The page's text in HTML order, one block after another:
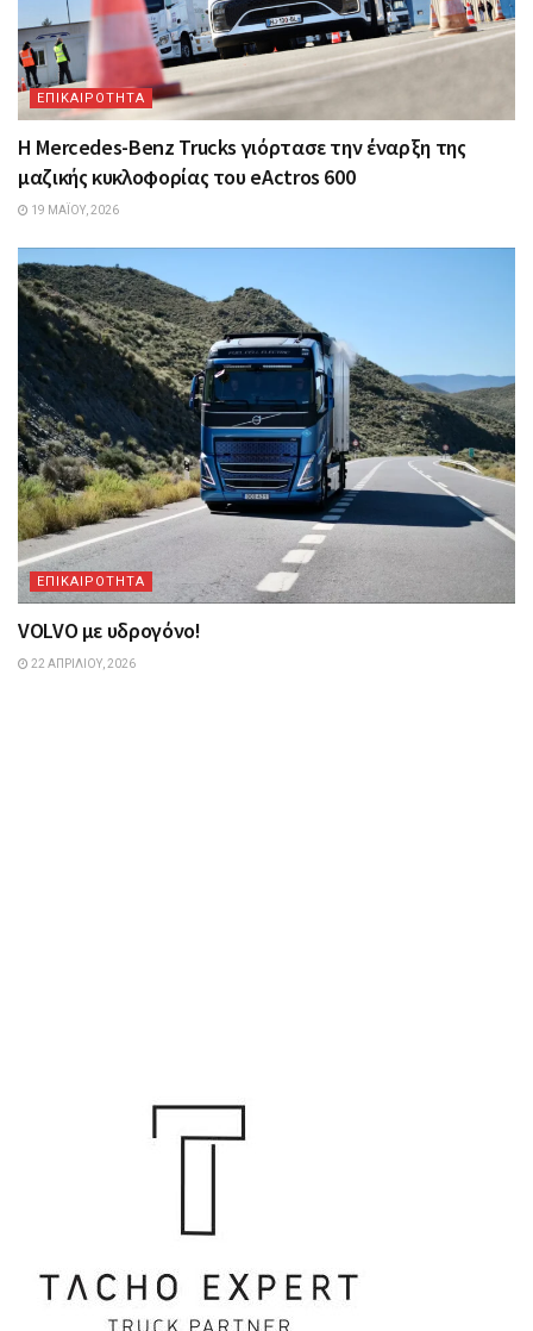
ΕΠΙΚΑΙΡΟΤΗΤΑ
Η Mercedes-Benz Trucks γιόρτασε την έναρξη της
μαζικής κυκλοφορίας του eActros 600
19 ΜΑΪ́ΟΥ, 2026
ΕΠΙΚΑΙΡΟΤΗΤΑ
VOLVO με υδρογόνο!
22 ΑΠΡΙΛΊΟΥ, 2026